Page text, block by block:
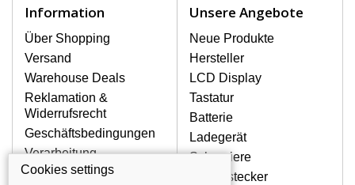
Information
Über Shopping
Versand
Warehouse Deals
Reklamation &
Widerrufsrecht
Geschäftsbedingungen
Verarbeitung
personenbezogener
Unsere Angebote
Neue Produkte
Hersteller
LCD Display
Tastatur
Batterie
Ladegerät
Scharniere
Gerätestecker
Cookies settings